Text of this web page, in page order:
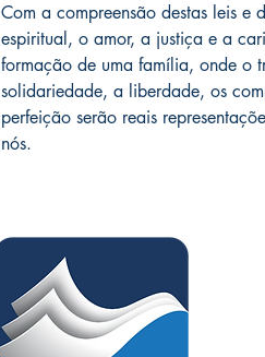
Com a compreensão destas leis
espiritual, o amor, a justiça e a
formação de uma família, onde o
solidariedade, a liberdade, os
perfeição serão reais
nós.